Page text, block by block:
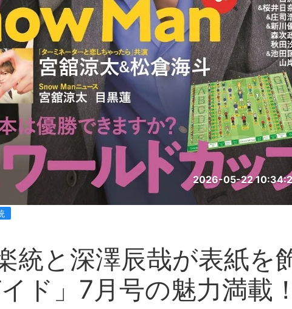
2026-05-22
統と深澤辰哉が表紙を
ド」7月号の魅力満載！